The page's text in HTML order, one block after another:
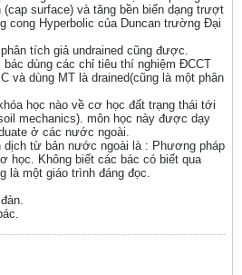
(cap surface) và tăng bền biến dạng trượt
cong Hyperbolic của Duncan trường Đại
tích giả undrained cũng được.
dùng các chỉ tiêu thí nghiệm ĐCCT
và dùng MT là drained(cũng là một phân
học nào về cơ học đất trạng thái tới
mechanics). môn học này được dạy
ở các nước ngoài.
dịch từ bản nước ngoài là : Phương pháp
học. Không biết các bác có biết qua
là một giáo trình đáng đọc.